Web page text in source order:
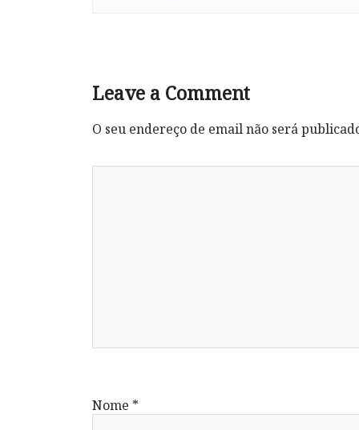
Leave a Comment
O seu endereço de email não será
Nome *